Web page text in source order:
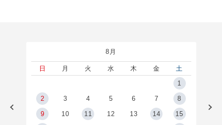
8月
日 月 火 水 木 金
土
1
2 3 4 5 6 7 8
9 10 11 12 13 14 15